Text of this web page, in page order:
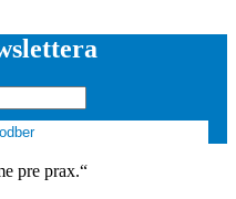
pre prax.“